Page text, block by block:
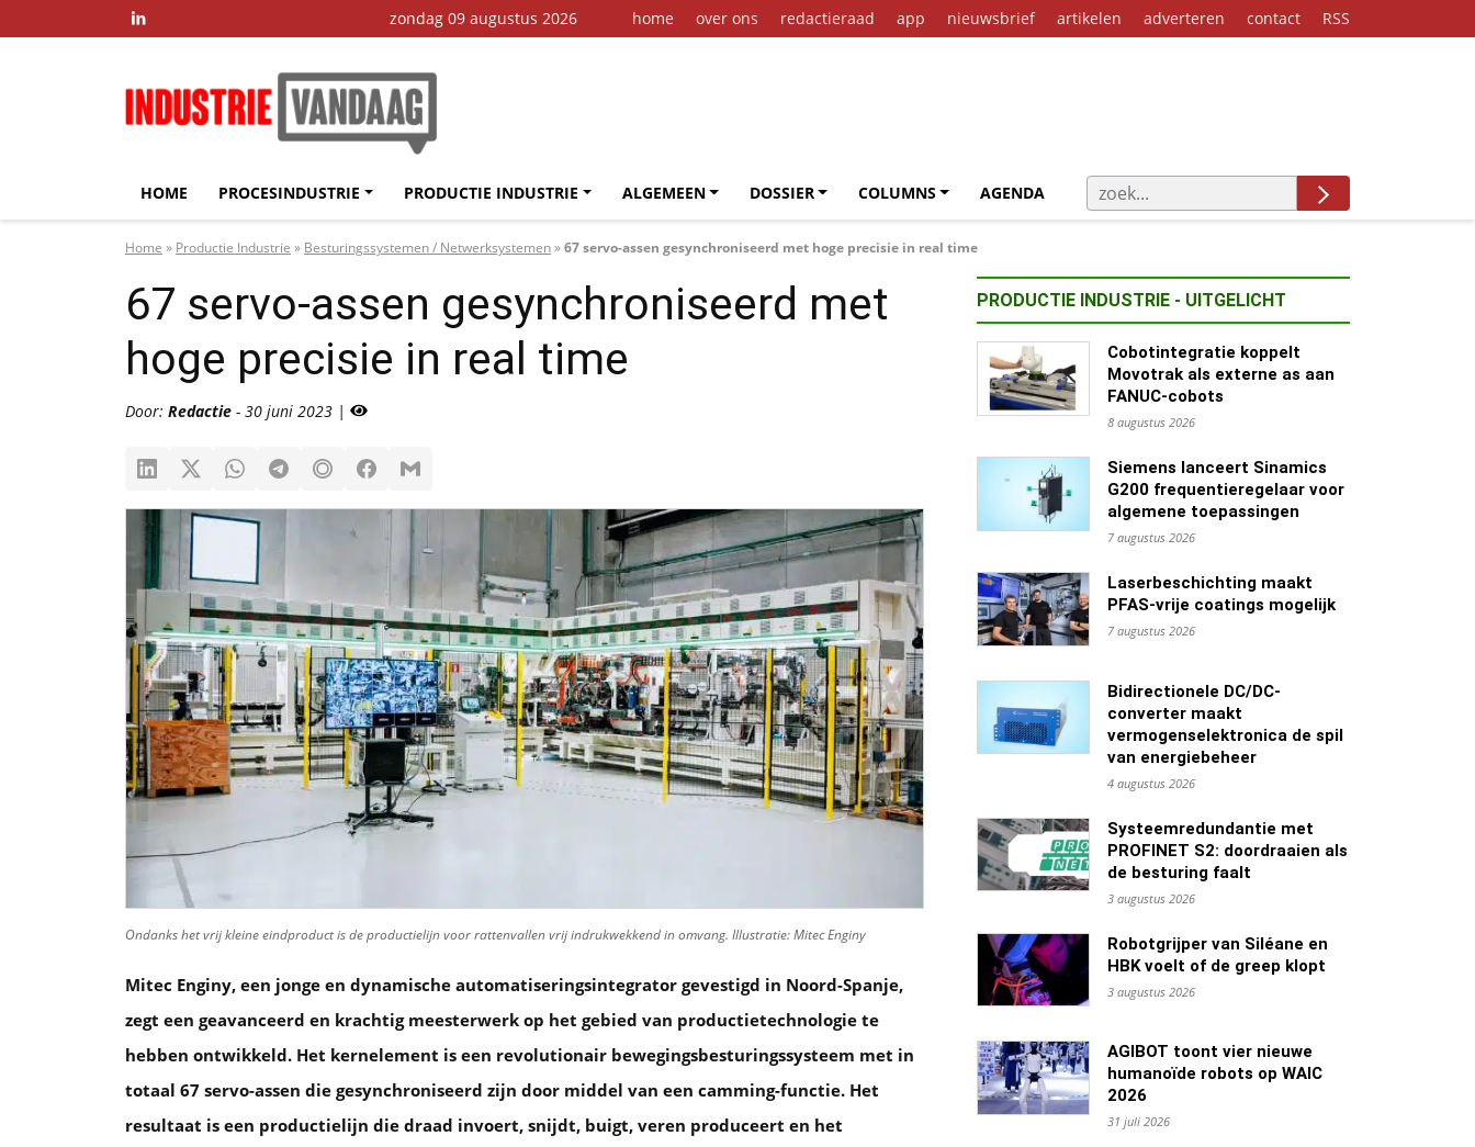
 zondag 09 augustus 2026 home over ons redactieraad app nieuwsbrief artikelen adverteren contact RSS
HOME PROCESINDUSTRIE PRODUCTIE INDUSTRIE ALGEMEEN DOSSIER COLUMNS AGENDA
Home » Productie Industrie » Besturingssystemen / Netwerksystemen»67 servo-assen gesynchroniseerd met hoge precisie in real time
67 servo-assen gesynchroniseerd met
hoge precisie in real time
Door: Redactie - 30 juni 2023 |
Ondanks het vrij kleine eindproduct is de productielijn voor rattenvallen vrij indrukwekkend in omvang. Illustratie: Mitec Enginy
Mitec Enginy, een jonge en dynamische automatiseringsintegrator gevestigd in Noord-Spanje,
zegt een geavanceerd en krachtig meesterwerk op het gebied van productietechnologie te
hebben ontwikkeld. Het kernelement is een revolutionair bewegingsbesturingssysteem met in
totaal 67 servo-assen die gesynchroniseerd zijn door middel van een camming-functie. Het
resultaat is een productielijn die draad invoert, snijdt, buigt, veren produceert en het
PRODUCTIE INDUSTRIE - UITGELICHT
Cobotintegratie koppelt
Movotrak als externe as aan
FANUC-cobots
8 augustus 2026
Siemens lanceert Sinamics
G200 frequentieregelaar voor
algemene toepassingen
7 augustus 2026
Laserbeschichting maakt
PFAS-vrije coatings mogelijk
7 augustus 2026
Bidirectionele DC/DC-
converter maakt
vermogenselektronica de spil
van energiebeheer
4 augustus 2026
Systeemredundantie met
PROFINET S2: doordraaien als
de besturing faalt
3 augustus 2026
Robotgrijper van Siléane en
HBK voelt of de greep klopt
3 augustus 2026
AGIBOT toont vier nieuwe
humanoïde robots op WAIC
2026
31 juli 2026